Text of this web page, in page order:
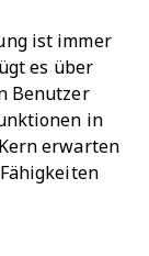
ist immer
es über
Benutzer
in
erwarten